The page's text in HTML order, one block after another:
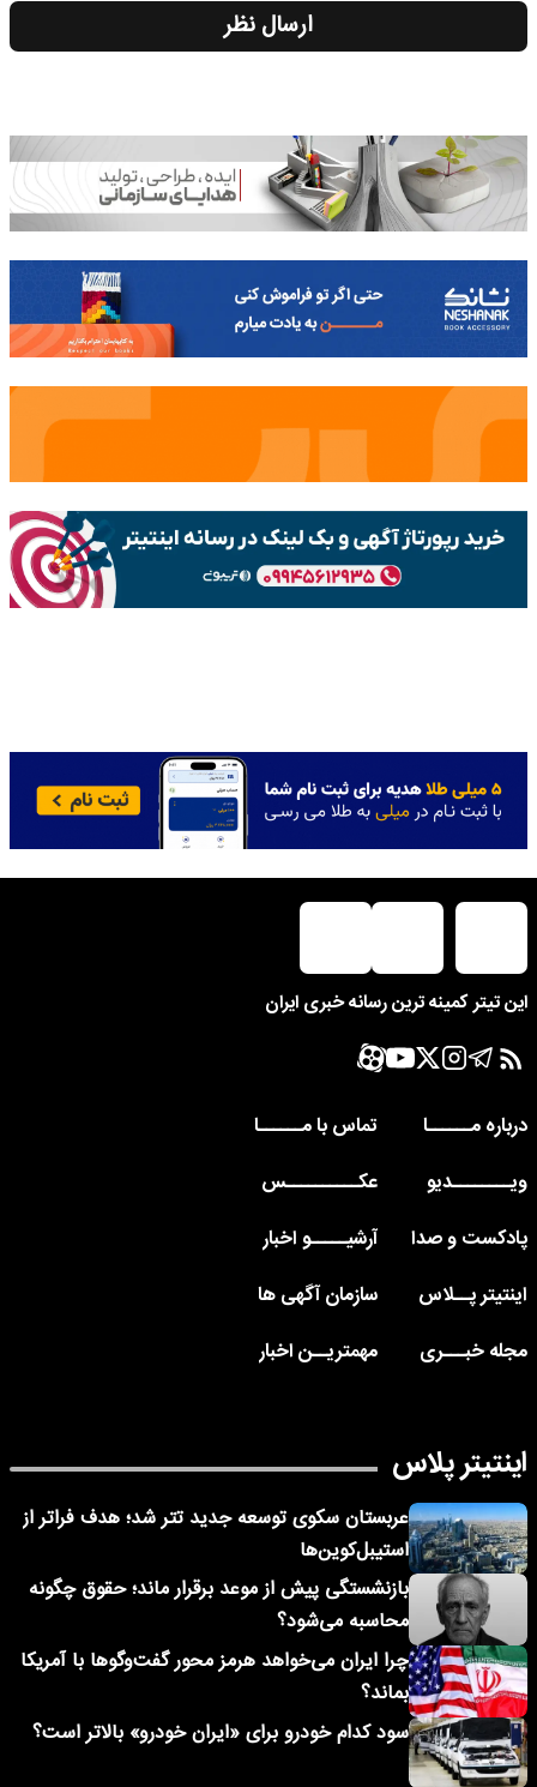
ارسال نظر
این تیتر کمینه ترین رسانه خبری ایران
درباره مــــــا
تماس با مــــــا
ویــــــــدیو
عکــــــــــس
پادکست و صدا
آرشیـــــو اخبار
اینتیتر پــلاس
سازمان آگهی ها
مجله خبـــری
مهمتریــن اخبار
اینتیتر پلاس
عربستان سکوی توسعه جدید تتر شد؛ هدف فراتر از
استیبل‌کوین‌ها
بازنشستگی پیش از موعد برقرار ماند؛ حقوق چگونه
محاسبه می‌شود؟
چرا ایران می‌خواهد هرمز محور گفت‌وگوها با آمریکا
بماند؟
سود کدام خودرو برای «ایران خودرو» بالاتر است؟